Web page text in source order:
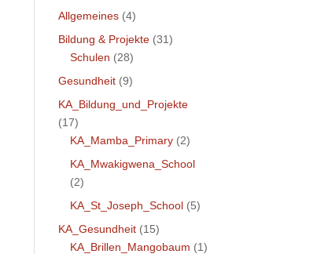
Allgemeines (4)
Bildung & Projekte (31)
Schulen (28)
Gesundheit (9)
KA_Bildung_und_Projekte
(17)
KA_Mamba_Primary (2)
KA_Mwakigwena_School
(2)
KA_St_Joseph_School (5)
KA_Gesundheit (15)
KA_Brillen_Mangobaum (1)